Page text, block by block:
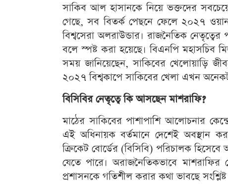
সাকিব আল হাসানকে নিয়ে ভক্তদের
গেছে, সব বিতর্ক পেছনে ফেলে ২০২৭
বিশ্বসেরা অলরাউন্ডার। রাজনৈতিক
বলে স্পষ্ট করা হয়েছে। বিএনপি মহাসচিব
সময় জানিয়েছেন, সাকিবের খেলোয়াড়ি
২০২৭ বিশ্বকাপে সাকিবের খেলা এখন
বিসিবির নেতৃত্বে কি আসছেন মাশরাফি?
মাঠের সাকিবের পাশাপাশি আলোচনার
এই অধিনায়ক বর্তমানে দেশেই অবস্থান
ক্রিকেট বোর্ডের (বিসিবি) পরিচালক
যেতে পারে। অরাজনৈতিকভাবে মাশরাফির
প্রশাসনকে গতিশীল করার কথা ভাবছে